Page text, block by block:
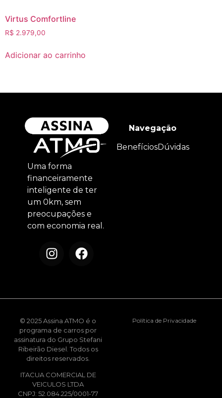
Virtus Comfortline
R$ 2.979,00
Adicionar ao carrinho
Uma forma
financeiramente
inteligente de ter
um 0km, sem
preocupações e
com economia real.
Navegação
BenefíciosDúvidas
© 2025 Assina ATMO é o
programa de carros por
assinatura do Grupo Stefani
Ribeirão Diesel. Todos os
direitos reservados.
ITACUA COMERCIAL DE
VEICULOS LTDA
CNPJ: 52.084.225/0001-77
Política de Privacidade